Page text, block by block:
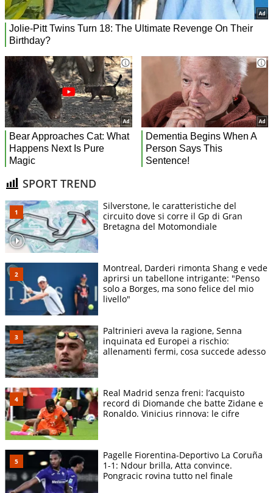
SPORT TREND
Silverstone, le caratteristiche del
circuito dove si corre il Gp di Gran
Bretagna del Motomondiale
Montreal, Darderi rimonta Shang e vede
aprirsi un tabellone intrigante: "Penso
solo a Borges, ma sono felice del mio
livello"
Paltrinieri aveva la ragione, Senna
inquinata ed Europei a rischio:
allenamenti fermi, cosa succede adesso
Real Madrid senza freni: l’acquisto
record di Diomande che batte Zidane e
Ronaldo. Vinicius rinnova: le cifre
Pagelle Fiorentina-Deportivo La Coruña
1-1: Ndour brilla, Atta convince.
Pongracic rovina tutto nel finale